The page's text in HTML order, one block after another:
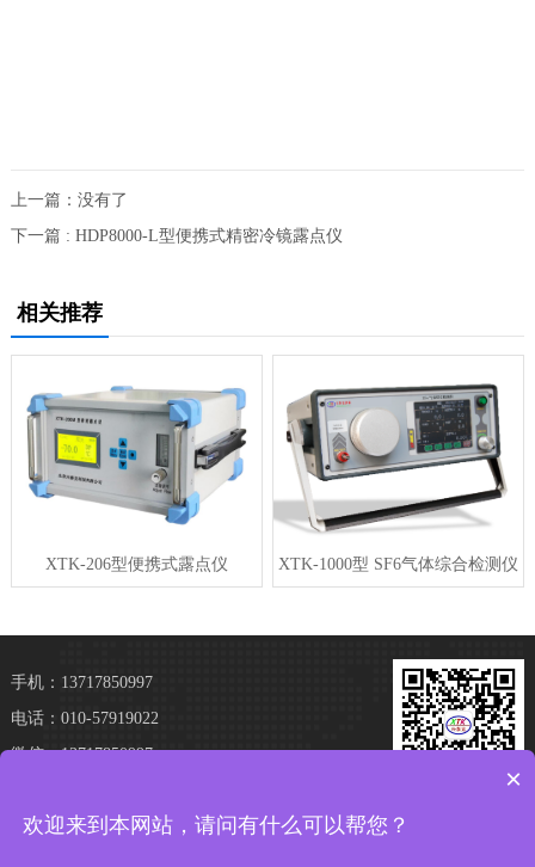
上一篇：没有了
下一篇 : HDP8000-L型便携式精密冷镜露点仪
相关推荐
XTK-206型便携式露点仪 XTK-1000型 SF6气体综合检测仪
手机：13717850997
电话：010-57919022
微信：13717850997
号院15号楼502
×
欢迎来到本网站，请问有什么可以帮您？